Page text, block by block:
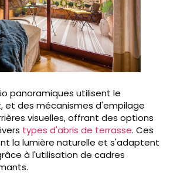
panoramiques utilisent le
et des mécanismes d'empilage
visuelles, offrant des options
types d'abris de terrasse. Ces
la lumière naturelle et s'adaptent
à l'utilisation de cadres